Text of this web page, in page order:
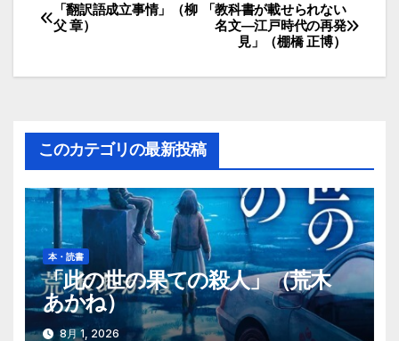
投
ビ
ゲ
ー
シ
ョ
ン
「教科書が載せられない
名文―江戸時代の再発
見」（棚橋 正博）
「翻訳語成立事情」（柳
父 章）
このカテゴリの最新投稿
本・読書
「此の世の果ての殺人」（荒木
あかね）
8月 1, 2026